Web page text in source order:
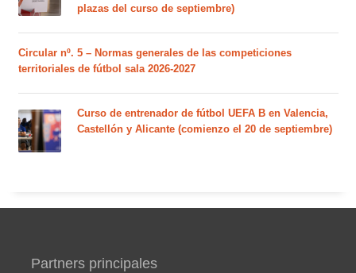
plazas del curso de septiembre)
Circular nº. 5 – Normas generales de las competiciones
territoriales de fútbol sala 2026-2027
Curso de entrenador de fútbol UEFA B en Valencia,
Castellón y Alicante (comienzo el 20 de septiembre)
Partners principales